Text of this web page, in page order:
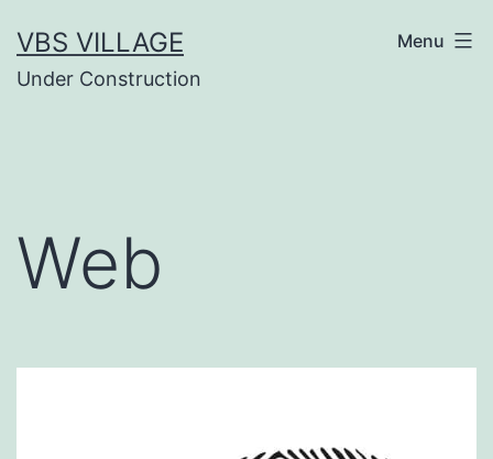
contenuto
VBS VILLAGE
Under Construction
Menu
Web